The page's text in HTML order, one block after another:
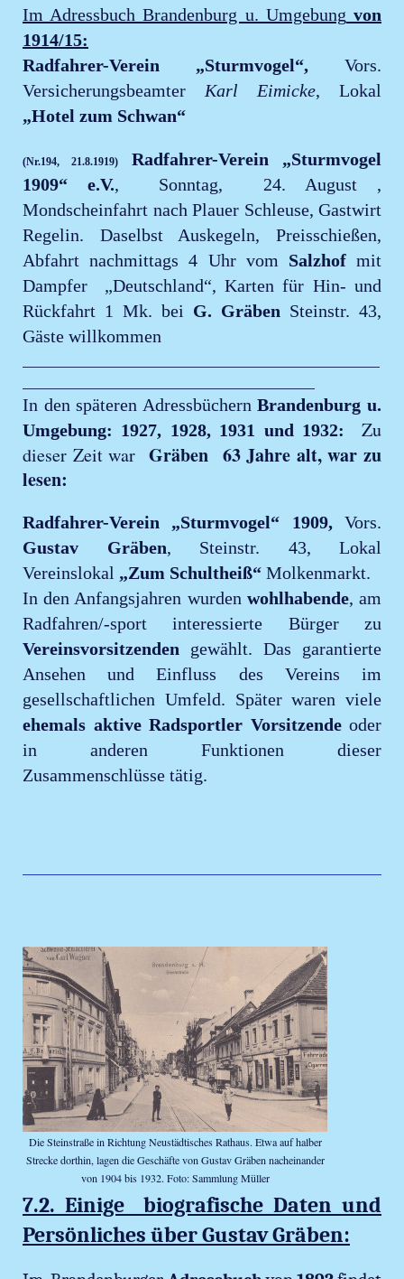
Im Adressbuch Brandenburg u. Umgebung von
1914/15:
Radfahrer-Verein „Sturmvogel“,
Vors.
Versicherungsbeamter Karl Eimicke, Lokal
„Hotel zum Schwan“
(Nr.194, 21.8.1919)
Radfahrer-Verein „Sturmvogel
1909“ e.V., Sonntag, 24. August ,
Mondscheinfahrt nach Plauer Schleuse, Gastwirt
Regelin. Daselbst Auskegeln, Preisschießen,
Abfahrt nachmittags 4 Uhr vom Salzhofmit
Dampfer „Deutschland“, Karten für Hin- und
Rückfahrt 1 Mk. bei G. Gräben Steinstr. 43,
Gäste willkommen
In den späteren Adressbüchern Brandenburg u.
Umgebung: 1927, 1928, 1931 und 1932:
Zu
dieser Zeit war Gräben 63 Jahre alt, war zu
lesen:
Radfahrer-Verein „Sturmvogel“ 1909,
Vors.
Gustav Gräben, Steinstr. 43, Lokal
Vereinslokal „Zum Schultheiß“ Molkenmarkt.
In den Anfangsjahren wurden wohlhabende, am
Radfahren/-sport interessierte Bürger zu
Vereinsvorsitzenden gewählt. Das garantierte
Ansehen und Einfluss des Vereins im
gesellschaftlichen Umfeld. Später waren viele
ehemals aktive Radsportler Vorsitzendeoder
in anderen Funktionen dieser
Zusammenschlüsse tätig.
Die Steinstraße in Richtung Neustädtisches Rathaus. Etwa auf halber
Strecke dorthin, lagen die Geschäfte von Gustav Gräben nacheinander
von 1904 bis 1932. Foto: Sammlung Müller
7.2. Einige biografische Daten und
Persönliches über Gustav Gräben: